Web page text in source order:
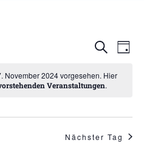
UND
SucheTag
November 2024 vorgesehen. Hier
Veranstaltungen.
Nächster Tag